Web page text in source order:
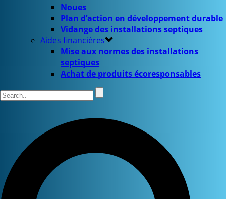
Noues
Plan d’action en développement durable
Vidange des installations septiques
Aides financières
Mise aux normes des installations
septiques
Achat de produits écoresponsables